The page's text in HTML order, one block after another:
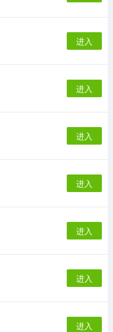
进入
进入
进入
进入
进入
进入
进入